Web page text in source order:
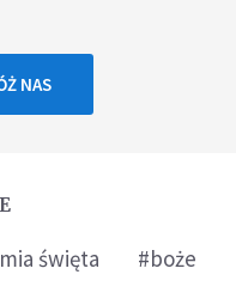
NAS
święta
#boże